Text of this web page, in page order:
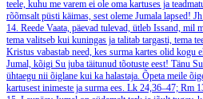
teele, kuhu me varem ei ole oma kartuses ja
rõõmsalt püsti käimas, sest oleme Jumala lapsed!
14. Reede Vaata, päevad tulevad, ütleb Issand, mil
tema valitseb kui kuningas ja talitab targasti, tema
Kristus vabastab need, kes surma kartes olid kogu
Jumal, kõigi Su juba täitunud tõotuste eest! Tänu
ühtaegu nii õiglane kui ka halastaja. Õpeta meile
kartusest inimeste ja surma ees. Lk 24,36–47; Rm